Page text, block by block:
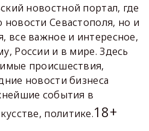
новостной портал, где
Севастополя, но и
все важное и интересное,
России и в мире. Здесь
происшествия,
новости бизнеса
события в
политике.18+